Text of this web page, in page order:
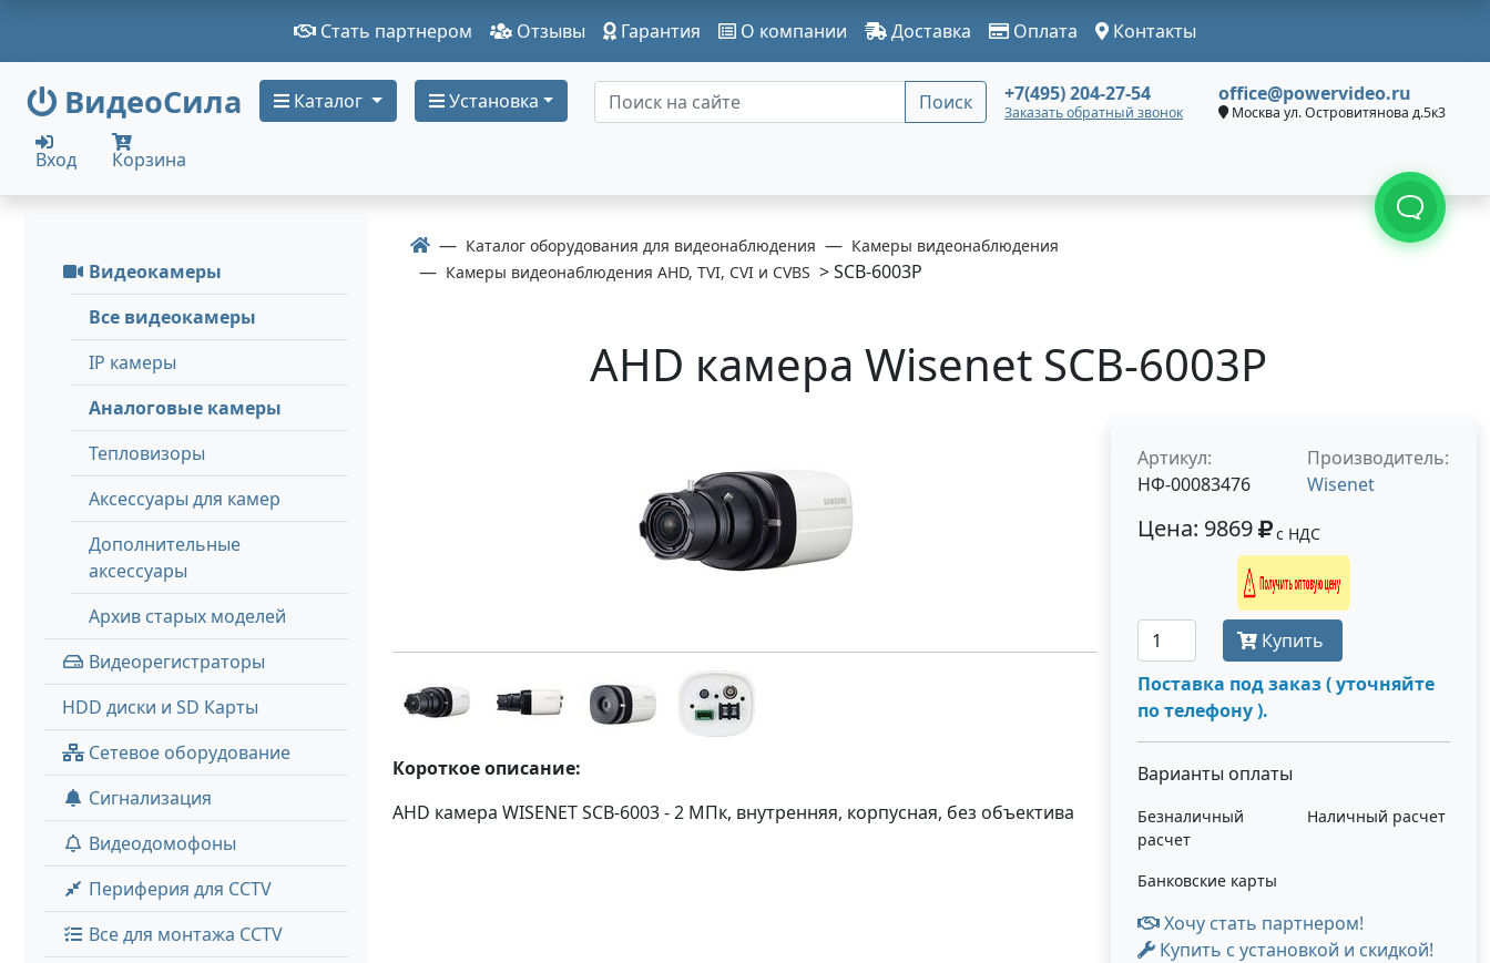
Стать партнером Отзывы Гарантия О компании Доставка Оплата Контакты
ВидеоСила Каталог Установка Поиск +7(495) 204-27-54
Заказать обратный звонок
office@powervideo.ru
Москва ул. Островитянова д.5к3
Вход Корзина
Видеокамеры
Все видеокамеры
IP камеры
Аналоговые камеры
Тепловизоры
Аксессуары для камер
Дополнительные
аксессуары
Архив старых моделей
Видеорегистраторы
HDD диски и SD Карты
Сетевое оборудование
Сигнализация
Видеодомофоны
Периферия для CCTV
Все для монтажа CCTV
Каталог оборудования для видеонаблюдения
Камеры видеонаблюдения
Камеры видеонаблюдения AHD, TVI, CVI и CVBS > SCB-6003P
AHD камера Wisenet SCB-6003P
Короткое описание:
AHD камера WISENET SCB-6003 - 2 МПк, внутренняя, корпусная, без объектива
Артикул:
НФ-00083476
Производитель:
Wisenet
Цена: 9869 с НДС
Получить оптовую цену
Купить
Поставка под заказ ( уточняйте
по телефону ).
Варианты оплаты
Безналичный
расчет
Наличный расчет
Банковские карты
Хочу стать партнером!
Купить с установкой и скидкой!